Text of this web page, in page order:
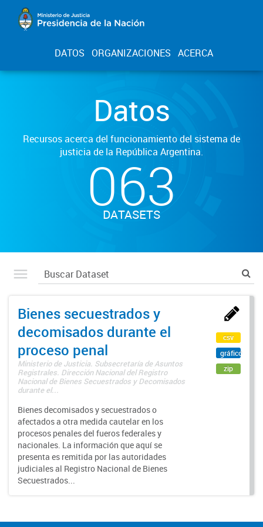
DATOS ORGANIZACIONES ACERCA
Datos
Recursos acerca del funcionamiento del sistema de
justicia de la República Argentina.
063
DATASETS
Bienes secuestrados y
decomisados durante el
proceso penal
Ministerio de Justicia. Subsecretaría de Asuntos
Registrales. Dirección Nacional del Registro
Nacional de Bienes Secuestrados y Decomisados
durante el...
Bienes decomisados y secuestrados o
afectados a otra medida cautelar en los
procesos penales del fueros federales y
nacionales. La información que aquí se
presenta es remitida por las autoridades
judiciales al Registro Nacional de Bienes
Secuestrados...
csv
gráfico
zip